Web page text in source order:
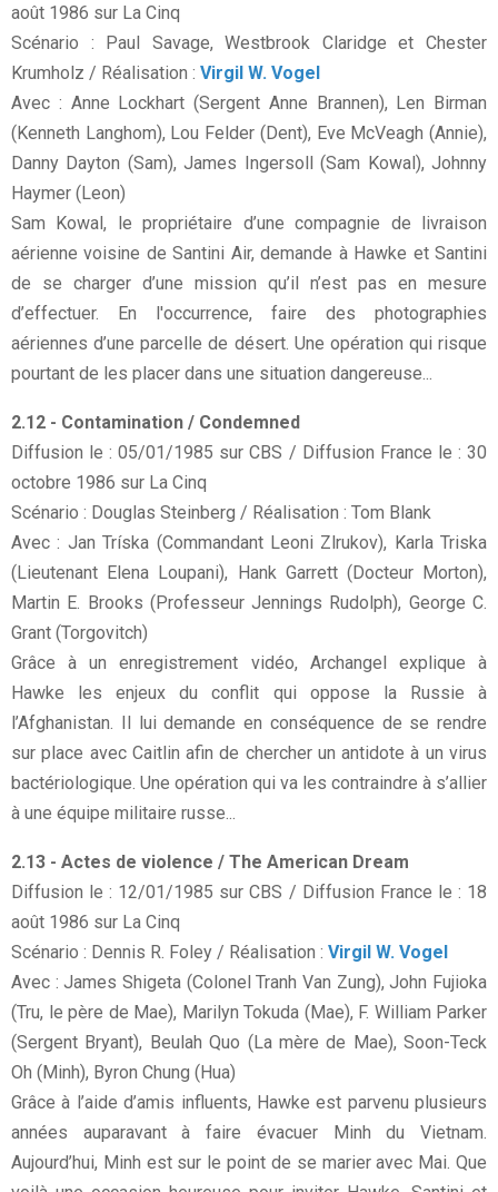
août 1986 sur La Cinq
Scénario : Paul Savage, Westbrook Claridge et Chester
Krumholz / Réalisation : Virgil W. Vogel
Avec : Anne Lockhart (Sergent Anne Brannen), Len Birman
(Kenneth Langhom), Lou Felder (Dent), Eve McVeagh (Annie),
Danny Dayton (Sam), James Ingersoll (Sam Kowal), Johnny
Haymer (Leon)
Sam Kowal, le propriétaire d’une compagnie de livraison
aérienne voisine de Santini Air, demande à Hawke et Santini
de se charger d’une mission qu’il n’est pas en mesure
d’effectuer. En l'occurrence, faire des photographies
aériennes d’une parcelle de désert. Une opération qui risque
pourtant de les placer dans une situation dangereuse...
2.12 - Contamination / Condemned
Diffusion le : 05/01/1985 sur CBS / Diffusion France le : 30
octobre 1986 sur La Cinq
Scénario : Douglas Steinberg / Réalisation : Tom Blank
Avec : Jan Tríska (Commandant Leoni Zlrukov), Karla Triska
(Lieutenant Elena Loupani), Hank Garrett (Docteur Morton),
Martin E. Brooks (Professeur Jennings Rudolph), George C.
Grant (Torgovitch)
Grâce à un enregistrement vidéo, Archangel explique à
Hawke les enjeux du conflit qui oppose la Russie à
l’Afghanistan. Il lui demande en conséquence de se rendre
sur place avec Caitlin afin de chercher un antidote à un virus
bactériologique. Une opération qui va les contraindre à s’allier
à une équipe militaire russe...
2.13 - Actes de violence / The American Dream
Diffusion le : 12/01/1985 sur CBS / Diffusion France le : 18
août 1986 sur La Cinq
Scénario : Dennis R. Foley / Réalisation : Virgil W. Vogel
Avec : James Shigeta (Colonel Tranh Van Zung), John Fujioka
(Tru, le père de Mae), Marilyn Tokuda (Mae), F. William Parker
(Sergent Bryant), Beulah Quo (La mère de Mae), Soon-Teck
Oh (Minh), Byron Chung (Hua)
Grâce à l’aide d’amis influents, Hawke est parvenu plusieurs
années auparavant à faire évacuer Minh du Vietnam.
Aujourd’hui, Minh est sur le point de se marier avec Mai. Que